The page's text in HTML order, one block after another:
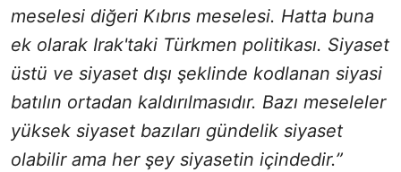
meselesi diğeri Kıbrıs meselesi. Hatta buna
ek olarak Irak'taki Türkmen politikası. Siyaset
üstü ve siyaset dışı şeklinde kodlanan siyasi
batılın ortadan kaldırılmasıdır. Bazı meseleler
yüksek siyaset bazıları gündelik siyaset
olabilir ama her şey siyasetin içindedir.”